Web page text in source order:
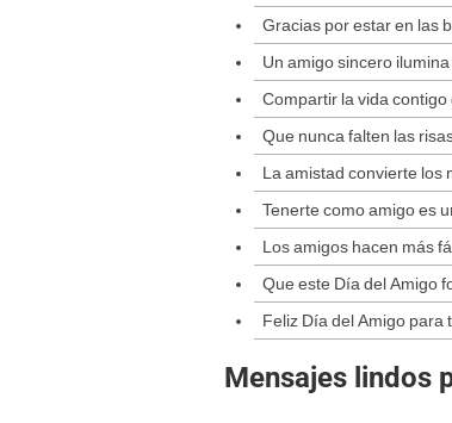
Gracias por estar en las
Un amigo sincero
Compartir la vida contigo
Que nunca falten las
La amistad convierte los
Tenerte como amigo es
Los amigos hacen más
Que este Día del Amigo
Feliz Día del Amigo para
Mensajes lindos